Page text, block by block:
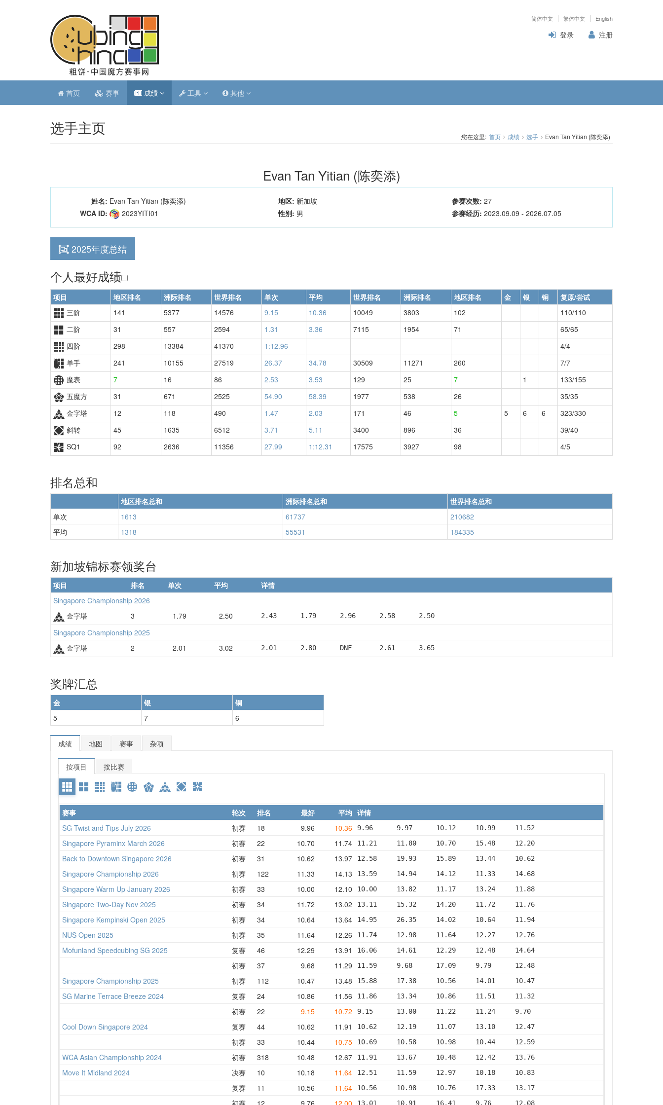
简体中文 繁体中文 English
登录 注册
首页 赛事 成绩 工具 其他
选手主页 您在这里: 首页 成绩 选手 Evan Tan Yitian (陈奕添)
Evan Tan Yitian (陈奕添)
姓名: Evan Tan Yitian (陈奕添) 地区: 新加坡 参赛次数: 27
WCA ID:
2023YITI01 性别: 男 参赛经历: 2023.09.09 - 2026.07.05
2025年度总结
个人最好成绩
项目 地区排名 洲际排名 世界排名 单次 平均 世界排名 洲际排名 地区排名 金 银 铜
复原/尝试
三阶
141 5377 14576 9.15 10.36 10049 3803 102
110/110
二阶
31 557 2594 1.31 3.36 7115 1954 71
65/65
四阶
298 13384 41370 1:12.96
4/4
单手
241 10155 27519 26.37 34.78 30509 11271 260
7/7
魔表
7 16 86 2.53 3.53 129 25 7 1
133/155
五魔方
31 671 2525 54.90 58.39 1977 538 26
35/35
金字塔
12 118 490 1.47 2.03 171 46 5 5 6 6
323/330
斜转
45 1635 6512 3.71 5.11 3400 896 36
39/40
SQ1
92 2636 11356 27.99 1:12.31 17575 3927 98 4/5
排名总和
地区排名总和 洲际排名总和
世界排名总和
单次
1613 61737
210682
平均
1318 55531 184335
新加坡锦标赛领奖台
项目 排名 单次 平均
详情
Singapore Championship 2026
金字塔
3 1.79 2.50 2.43      1.79      2.96      2.58      2.50
Singapore Championship 2025
金字塔
2 2.01 3.02 2.01      2.80      DNF       2.61      3.65
奖牌汇总
金 银
铜
5
7 6
成绩 地图 赛事 杂项
按项目 按比赛
赛事 轮次 排名 最好 平均 详情
SG Twist and Tips July 2026
初赛 18 9.96 10.36 9.96      9.97      10.12     10.99     11.52
Singapore Pyraminx March 2026 初赛 22 10.70 11.74 11.21     11.80     10.70     15.48     12.20
Back to Downtown Singapore 2026 初赛 31 10.62 13.97 12.58     19.93     15.89     13.44     10.62
Singapore Championship 2026 初赛 122 11.33 14.13 13.59     14.94     14.12     11.33     14.68
Singapore Warm Up January 2026 初赛 33 10.00 12.10 10.00     13.82     11.17     13.24     11.88
Singapore Two-Day Nov 2025 初赛 34 11.72 13.02 13.11     15.32     14.20     11.72     11.76
Singapore Kempinski Open 2025 初赛 34 10.64 13.64 14.95     26.35     14.02     10.64     11.94
NUS Open 2025 初赛 35 11.64 12.26 11.74     12.98     11.64     12.27     12.76
Mofunland Speedcubing SG 2025 复赛 46 12.29 13.91 16.06     14.61     12.29     12.48     14.64
初赛 37 9.68 11.29 11.59     9.68      17.09     9.79      12.48
Singapore Championship 2025 初赛 112 10.47 13.48 15.88     17.38     10.56     14.01     10.47
SG Marine Terrace Breeze 2024 复赛 24 10.86 11.56 11.86     13.34     10.86     11.51     11.32
初赛 22 9.15 10.72 9.15      13.00     11.22     11.24     9.70
Cool Down Singapore 2024 复赛 44 10.62 11.91 10.62     12.19     11.07     13.10     12.47
初赛 33 10.44 10.75 10.69     10.58     10.98     10.44     12.59
WCA Asian Championship 2024 初赛 318 10.48 12.67 11.91     13.67     10.48     12.42     13.76
Move It Midland 2024 决赛 10 10.18 11.64 12.51     11.59     12.97     10.18     10.83
复赛 11 10.56 11.64 10.56     10.98     10.76     17.33     13.17
初赛 12 9.76 12.00 13.01     10.91     16.41     9.76      12.08